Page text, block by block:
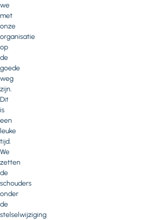
we
met
onze
organisatie
op
de
goede
weg
zijn.
Dit
is
een
leuke
tijd.
We
zetten
de
schouders
onder
de
stelselwijziging